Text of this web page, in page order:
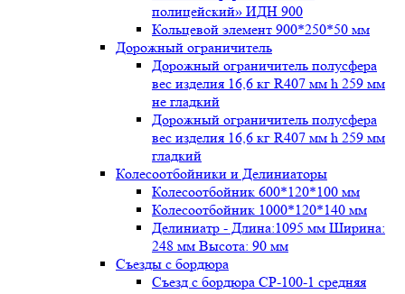
полицейский» ИДН 900
Кольцевой элемент 900*250*50 мм
Дорожный ограничитель
Дорожный ограничитель полусфера
вес изделия 16,6 кг R407 мм h 259 мм
не гладкий
Дорожный ограничитель полусфера
вес изделия 16,6 кг R407 мм h 259 мм
гладкий
Колесоотбойники и Делиниаторы
Колесоотбойник 600*120*100 мм
Колесоотбойник 1000*120*140 мм
Делиниатр - Длина:1095 мм Ширина:
248 мм Высота: 90 мм
Съезды с бордюра
Съезд с бордюра СР-100-1 средняя